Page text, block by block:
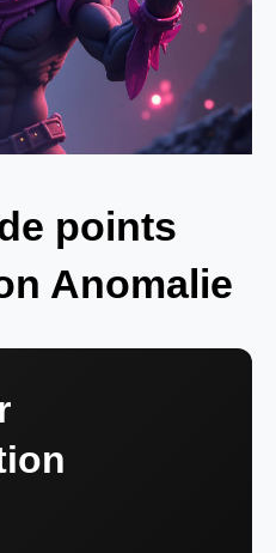
points
Anomalie